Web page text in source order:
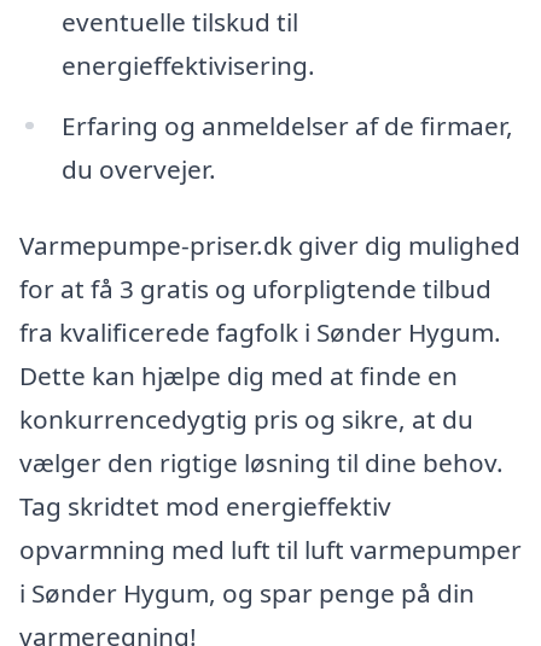
eventuelle tilskud til
energieffektivisering.
Erfaring og anmeldelser af de firmaer,
du overvejer.
Varmepumpe-priser.dk giver dig mulighed
for at få 3 gratis og uforpligtende tilbud
fra kvalificerede fagfolk i Sønder Hygum.
Dette kan hjælpe dig med at finde en
konkurrencedygtig pris og sikre, at du
vælger den rigtige løsning til dine behov.
Tag skridtet mod energieffektiv
opvarmning med luft til luft varmepumper
i Sønder Hygum, og spar penge på din
varmeregning!